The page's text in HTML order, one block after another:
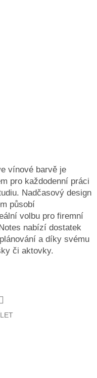
vínové barvě je
pro každodenní práci
Nadčasový design
působí
volbu pro firemní
nabízí dostatek
a díky svému
či aktovky.